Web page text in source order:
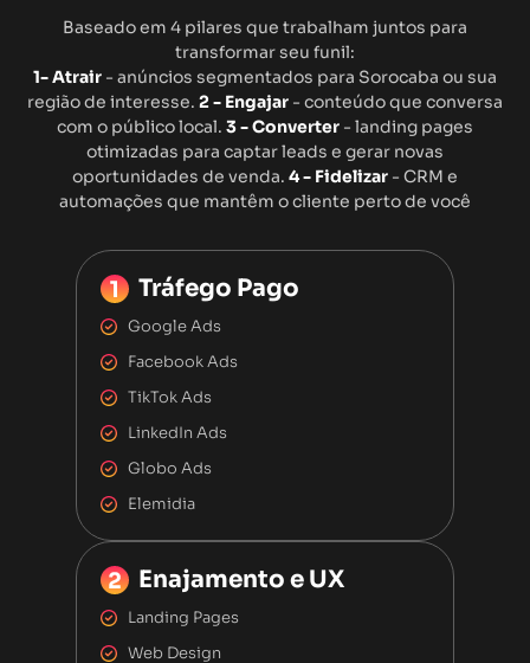
Baseado em 4 pilares que trabalham juntos para
transformar seu funil:
1- Atrair - anúncios segmentados para Sorocaba ou sua
região de interesse. 2 - Engajar - conteúdo que conversa
com o público local. 3 - Converter - landing pages
otimizadas para captar leads e gerar novas
oportunidades de venda. 4 - Fidelizar - CRM e
automações que mantêm o cliente perto de você
Tráfego Pago
Google Ads
Facebook Ads
TikTok Ads
LinkedIn Ads
Globo Ads
Elemidia
Enajamento e UX
Landing Pages
Web Design